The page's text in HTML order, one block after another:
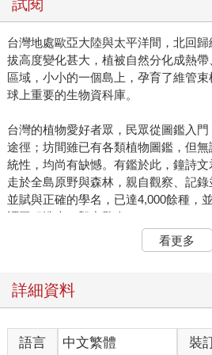
試閱
台灣地處歐亞大陸與太平洋間，北回
拔高度變化甚大，植被自然分化成熱
區域，小小的一個島上，孕育了維管
球上重要的生物資科庫。
台灣的植物愛好者眾，民眾從圖鑑入
途徑；坊間雖已有各類植物圖鑑，但
統性，均尚有缺憾。有鑑於此，鐘詩
走於全島原野與森林，親自觀察、記錄
並賦與正確的學名，已達4,000餘種，
謂工程浩大，毅力驚人。
這套台灣原生植物的科普圖鑑，每個
可或缺的參考書；書中作者特別貼心
以力求每一物種學名之正確性。更加
看更多
詳細資料
語言 中文繁體
裝